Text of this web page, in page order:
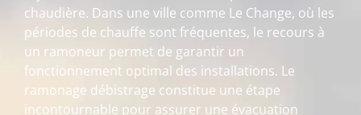
chaudière. Dans une ville comme Le Change, où les
périodes de chauffe sont fréquentes, le recours à
un ramoneur permet de garantir un
fonctionnement optimal des installations. Le
ramonage débistrage constitue une étape
incontournable pour assurer une évacuation